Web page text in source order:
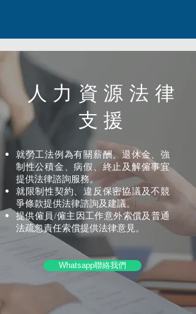
人力資源​法律
支援
就勞工法例為有關薪酬、退休金、強
制性公積金、病假、終止及解僱事宜
提供法律諮詢服務。
就限制性契約、違反保密協議及不競
爭條款提供法律諮詢及建議。
提供僱員/僱主因工作意外索償及普通
法疏忽責任索償提供法律意見。
Whatsapp聯絡我們